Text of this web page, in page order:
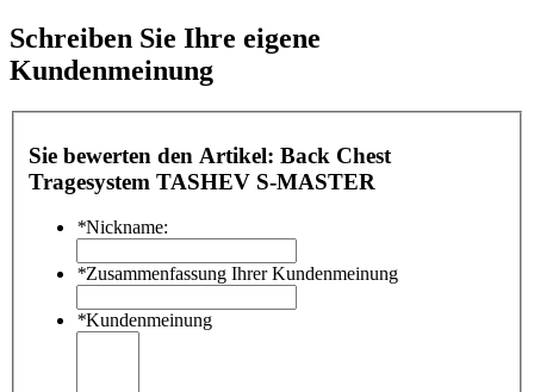
Schreiben Sie Ihre eigene
Kundenmeinung
Sie bewerten den Artikel: Back Chest
Tragesystem TASHEV S-MASTER
*Nickname:
*Zusammenfassung Ihrer Kundenmeinung
*Kundenmeinung